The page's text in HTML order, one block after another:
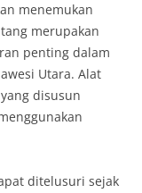
menemukan
merupakan
penting dalam
Utara. Alat
disusun
ditelusuri sejak